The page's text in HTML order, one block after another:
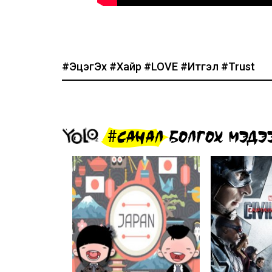
#ЭцэгЭх #Хайр #LOVE #Итгэл #Trust
#САНАЛ БОЛГОХ